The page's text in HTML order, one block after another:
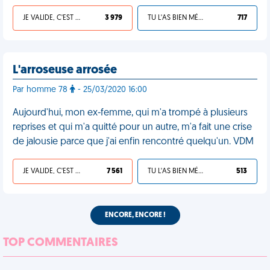
JE VALIDE, C'EST UNE VDM 3 979 TU L'AS BIEN MÉRITÉ 717
L'arroseuse arrosée
Par homme 78 - 25/03/2020 16:00
Aujourd'hui, mon ex-femme, qui m'a trompé à plusieurs
reprises et qui m'a quitté pour un autre, m'a fait une crise
de jalousie parce que j'ai enfin rencontré quelqu'un. VDM
JE VALIDE, C'EST UNE VDM 7 561 TU L'AS BIEN MÉRITÉ 513
ENCORE, ENCORE !
TOP COMMENTAIRES